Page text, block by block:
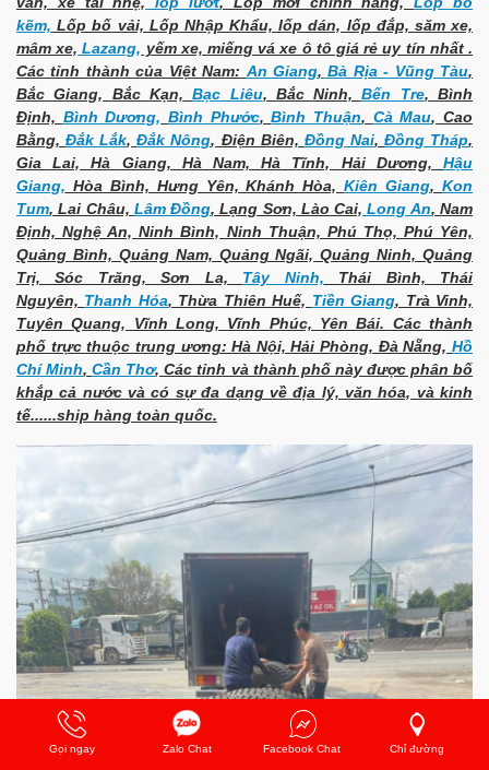
kẽm, Lốp bố vải, Lốp Nhập Khẩu, lốp dán, lốp đắp, săm xe,
mâm xe, Lazang, yếm xe, miếng vá xe ô tô giá rẻ uy tín nhất .
Các tỉnh thành của Việt Nam: An Giang, Bà Rịa - Vũng Tàu,
Bắc Giang, Bắc Kạn,Bạc Liêu, Bắc Ninh,Bến Tre, Bình
Định, Bình Dương, Bình Phước,Bình Thuận, Cà Mau, Cao
Bằng,Đắk Lắk,Đắk Nông, Điện Biên, Đồng Nai, Đồng Tháp,
Gia Lai, Hà Giang, Hà Nam, Hà Tĩnh, Hải Dương, Hậu
Giang, Hòa Bình, Hưng Yên, Khánh Hòa,Kiên Giang,Kon
Tum, Lai Châu, Lâm Đồng, Lạng Sơn, Lào Cai, Long An, Nam
Định, Nghệ An, Ninh Bình, Ninh Thuận, Phú Thọ, Phú Yên,
Quảng Bình, Quảng Nam, Quảng Ngãi, Quảng Ninh, Quảng
Trị, Sóc Trăng, Sơn La, Tây Ninh, Thái Bình, Thái
Nguyên, Thanh Hóa, Thừa Thiên Huế, Tiền Giang, Trà Vinh,
Tuyên Quang, Vĩnh Long, Vĩnh Phúc, Yên Bái. Các thành
phố trực thuộc trung ương: Hà Nội, Hải Phòng, Đà Nẵng, Hồ
Chí Minh,Cần Thơ, Các tỉnh và thành phố này được phân bố
khắp cả nước và có sự đa dạng về địa lý, văn hóa, và kinh
tế......ship hàng toàn quốc.
Gọi ngay Zalo Chat Facebook Chat Chỉ đường